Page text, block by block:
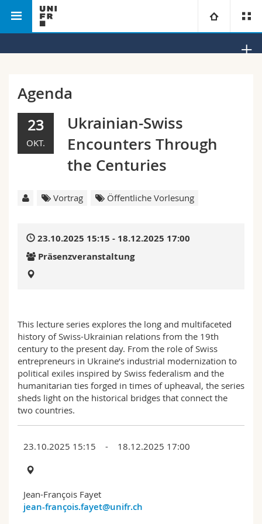
Campus
Forschung
Theologische Fak.
Rechtswissenschaftliche Fak.
Philosophische Fak.
Fak. für Erziehungs- und Bildungswissenschaften
Math.-Nat. und Med. Fak.
Informationen für
Studieninteressierte
Forschende
Mitarbeitende
Ressourcen
Bibliotheken
Webmail
MyUnifr
Europastudien
Agenda
23
OKT.
Ukrainian-Swiss
Encounters Through
the Centuries
Vortrag Öffentliche Vorlesung
23.10.2025 15:15 - 18.12.2025 17:00
Präsenzveranstaltung
This lecture series explores the long and multifaceted
history of Swiss-Ukrainian relations from the 19th
century to the present day. From the role of Swiss
entrepreneurs in Ukraine’s industrial modernization to
political exiles inspired by Swiss federalism and the
humanitarian ties forged in times of upheaval, the series
sheds light on the historical bridges that connect the
two countries.
23.10.2025 15:15 - 18.12.2025 17:00
Jean-François Fayet
jean-françois.fayet@unifr.ch